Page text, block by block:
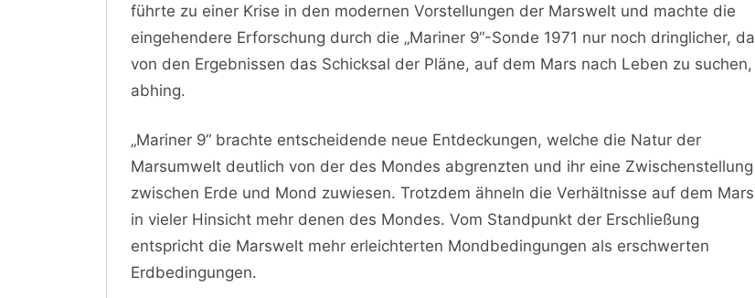
führte zu einer Krise in den modernen Vorstellungen der Marswelt und machte die
eingehendere Erforschung durch die „Mariner 9“-Sonde 1971 nur noch dringlicher, da
von den Ergebnissen das Schicksal der Pläne, auf dem Mars nach Leben zu suchen,
abhing.
„Mariner 9“ brachte entscheidende neue Entdeckungen, welche die Natur der
Marsumwelt deutlich von der des Mondes abgrenzten und ihr eine Zwischenstellung
zwischen Erde und Mond zuwiesen. Trotzdem ähneln die Verhältnisse auf dem Mars
in vieler Hinsicht mehr denen des Mondes. Vom Standpunkt der Erschließung
entspricht die Marswelt mehr erleichterten Mondbedingungen als erschwerten
Erdbedingungen.